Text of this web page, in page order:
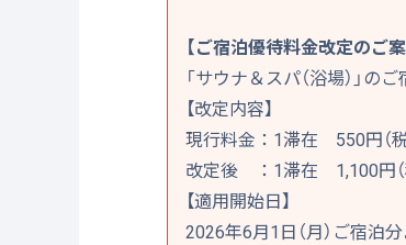
【ご宿泊優待料金改定のご案
「サウナ＆スパ（浴場）」
【改定内容】
現行料金：1滞在 550円（税
改定後 ：1滞在 1,100円（
【適用開始日】
2026年6月1日（月）ご宿泊